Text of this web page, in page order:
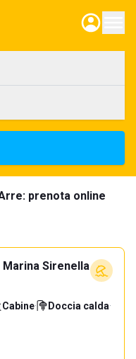
prenota online
Marina Sirenella
Cabine· Doccia calda·